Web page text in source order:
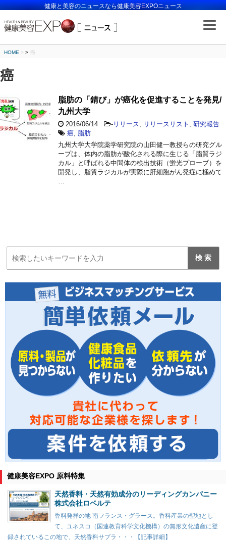
健康と美容のニュースなら健康美容EXPOニュース
HOME > 癌
癌
脂肪の「錆び」が癌化を促進することを発見/
九州大学
2016/06/14 - リリース リリースリスト
研究報告
癌
脂肪
九州大学大学院薬学研究院の山田健一教授らの研究グル
ープは、体内の脂肪が酸化される際に生じる「脂質ラジ
カル」と呼ばれる中間体の検出技術（蛍光プローブ）を
開発し、脂質ラジカルが実際に肝細胞がん発症に極めて
健康美容EXPO 原料特集
天然香料・天然有効成分のリーディングカンパニー
株式会社ロベルテ
香料発祥の地 南フランス・グラース。香料産業の聖地とし
て、ユネスコ（国連教育科学文化機構）の無形文化遺産に登
録されているこの地で、天然香料サプラ・・・【記事詳細】